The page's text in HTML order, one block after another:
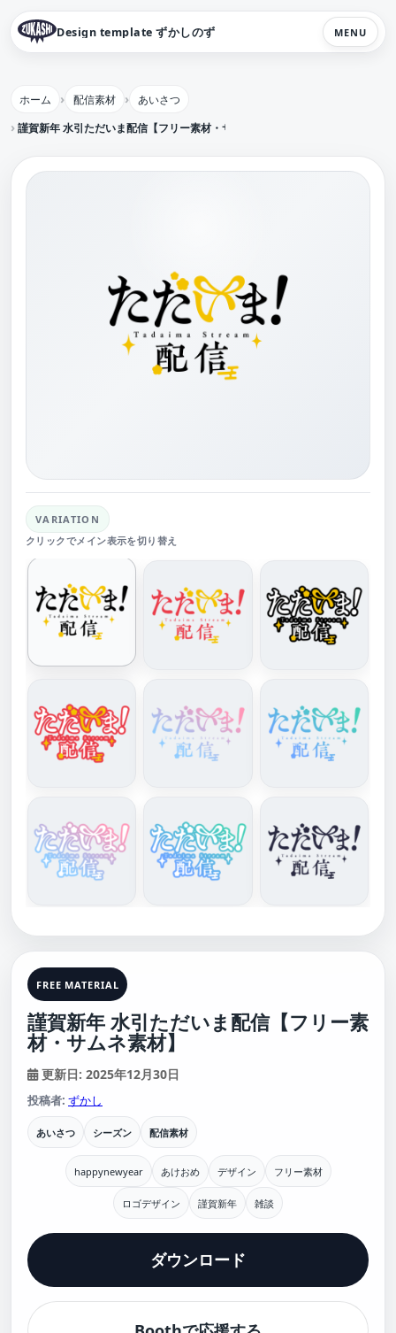
Design template ずかしのず MENU
ホーム 配信素材
あいさつ
謹賀新年 水引ただいま配信【フリー素材・サムネ素材】
VARIATION
クリックでメイン表示を切り替え
FREE MATERIAL
謹賀新年 水引ただいま配信【フリー素
材・サムネ素材】
更新日: 2025年12月30日
投稿者: ずかし
あいさつ シーズン 配信素材
happynewyear あけおめ デザイン フリー素材
ロゴデザイン 謹賀新年 雑談
ダウンロード